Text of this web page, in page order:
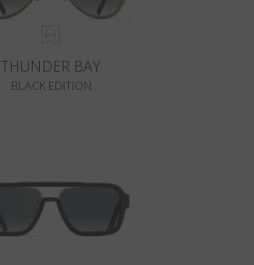
THUNDER BAY
BLACK EDITION